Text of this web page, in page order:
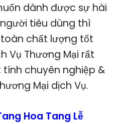
dành được sự hài
tiêu dùng thì
chất lượng tốt
Vụ Thương Mại rất
chuyên nghiệp &
Mại dịch Vụ.
Hoa Tang Lễ